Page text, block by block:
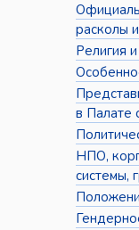
расколы
Религия
в Палате
НПО,
системы,